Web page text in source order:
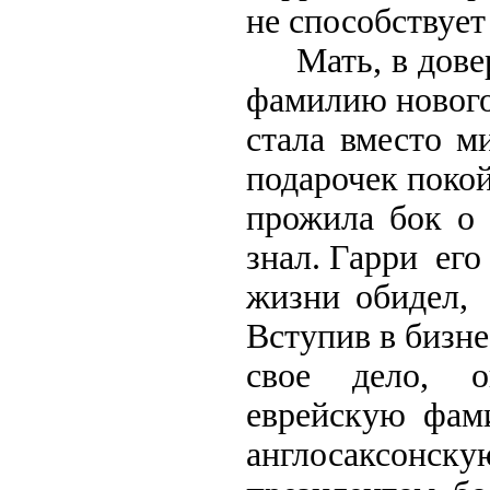
не
Мать, в
фамилию
стала вместо
подарочек
прожила бок о
знал. Гарри
жизни
Вступив в
свое дело,
еврейскую